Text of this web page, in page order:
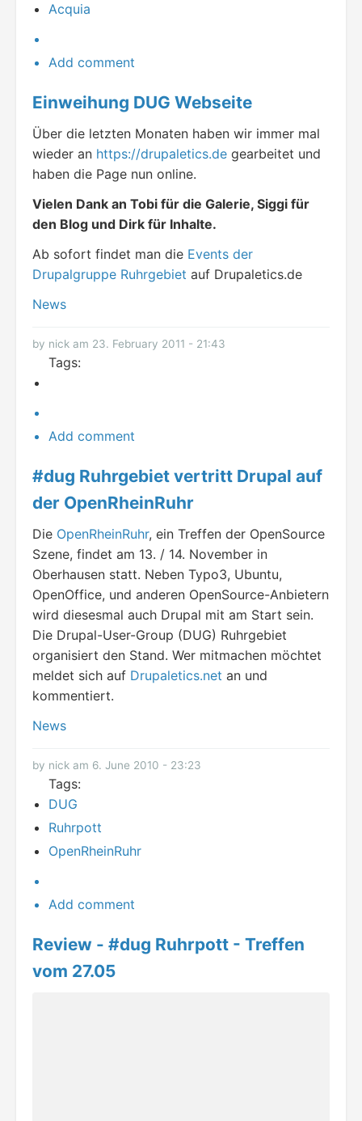
Acquia
Add comment
Einweihung DUG Webseite
Über die letzten Monaten haben wir immer mal
wieder an https://drupaletics.de gearbeitet und
haben die Page nun online.
Vielen Dank an Tobi für die Galerie, Siggi für
den Blog und Dirk für Inhalte.
Ab sofort findet man die Events der
Drupalgruppe Ruhrgebiet auf Drupaletics.de
News
by nick am 23. February 2011 - 21:43
Tags:
Add comment
#dug Ruhrgebiet vertritt Drupal auf
der OpenRheinRuhr
Die OpenRheinRuhr, ein Treffen der OpenSource
Szene, findet am 13. / 14. November in
Oberhausen statt. Neben Typo3, Ubuntu,
OpenOffice, und anderen OpenSource-Anbietern
wird diesesmal auch Drupal mit am Start sein.
Die Drupal-User-Group (DUG) Ruhrgebiet
organisiert den Stand. Wer mitmachen möchtet
meldet sich auf Drupaletics.net an und
kommentiert.
News
by nick am 6. June 2010 - 23:23
Tags:
DUG
Ruhrpott
OpenRheinRuhr
Add comment
Review - #dug Ruhrpott - Treffen
vom 27.05